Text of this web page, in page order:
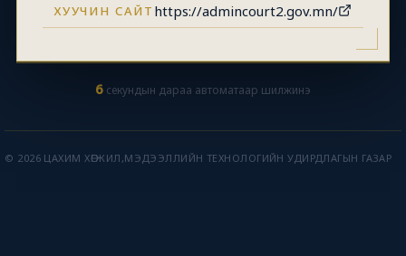
ХУУЧИН САЙТ https://admincourt2.gov.mn/
6 секундын дараа автоматаар шилжинэ
© 2026 ЦАХИМ ХӨГЖИЛ,МЭДЭЭЛЛИЙН ТЕХНОЛОГИЙН УДИРДЛАГЫН ГАЗАР